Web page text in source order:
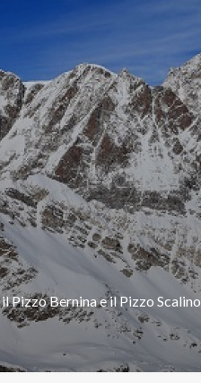
ilPizzoBernina eilPizzo Scalino